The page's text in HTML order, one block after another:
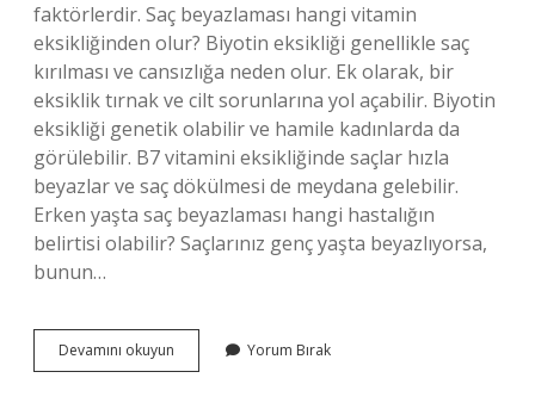
faktörlerdir. Saç beyazlaması hangi vitamin
eksikliğinden olur? Biyotin eksikliği genellikle saç
kırılması ve cansızlığa neden olur. Ek olarak, bir
eksiklik tırnak ve cilt sorunlarına yol açabilir. Biyotin
eksikliği genetik olabilir ve hamile kadınlarda da
görülebilir. B7 vitamini eksikliğinde saçlar hızla
beyazlar ve saç dökülmesi de meydana gelebilir.
Erken yaşta saç beyazlaması hangi hastalığın
belirtisi olabilir? Saçlarınız genç yaşta beyazlıyorsa,
bunun…
Devamını okuyun
Yaşında
Yorum Bırak